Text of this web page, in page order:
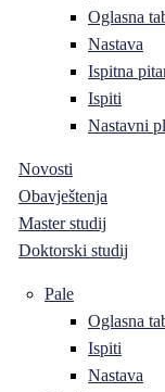
Oglasna
Nastava
Ispitna
Ispiti
Nastavni
Novosti
Obavještenja
Master studij
Doktorski studij
Pale
Oglasna
Ispiti
Nastava